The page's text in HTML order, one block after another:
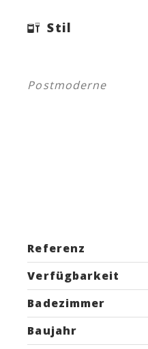
Referenz
Verfügbarkeit
Badezimmer
Baujahr
Stil
Postmoderne